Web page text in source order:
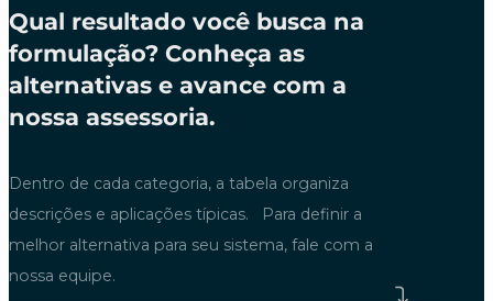
Qual resultado você busca na
formulação? Conheça as
alternativas e avance com a
nossa assessoria.
Dentro de cada categoria, a tabela organiza
descrições e aplicações típicas. Para definir a
melhor alternativa para seu sistema, fale com a
nossa equipe.